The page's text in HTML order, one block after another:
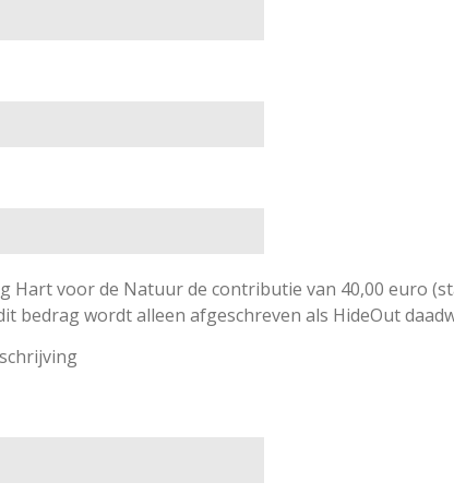
Hart voor de Natuur de contributie van 40,00 euro
bedrag wordt alleen afgeschreven als HideOut